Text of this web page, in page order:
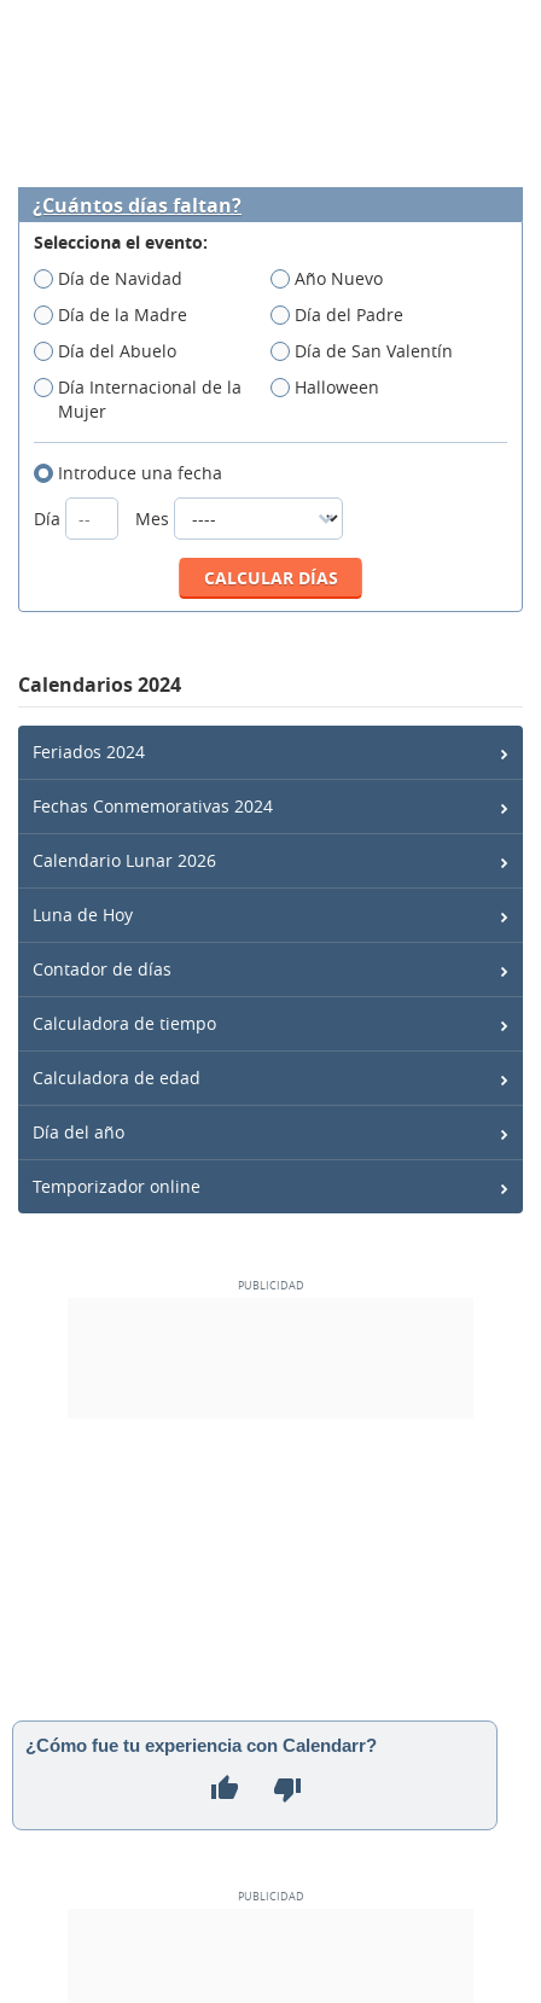
¿Cuántos días faltan?
Selecciona el evento:
Día de Navidad
Año Nuevo
Día de la Madre
Día del Padre
Día del Abuelo
Día de San Valentín
Día Internacional de la
Mujer
Halloween
Introduce una fecha
Día
Mes
Calendarios 2024
Feriados 2024
Fechas Conmemorativas 2024
Calendario Lunar 2026
Luna de Hoy
Contador de días
Calculadora de tiempo
Calculadora de edad
Día del año
Temporizador online
¿Cómo fue tu experiencia con Calendarr?